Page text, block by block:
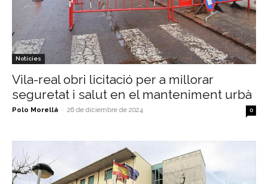
Notícies
Vila-real obri licitació per a millorar
seguretat i salut en el manteniment urbà
Polo Morellá - 26 de diciembre de 2024 0